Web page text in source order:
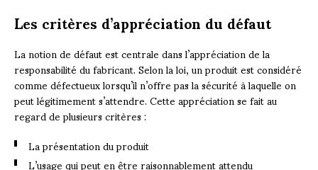
Les critères d’appréciation du défaut
La notion de défaut est centrale dans l’appréciation de la
responsabilité du fabricant. Selon la loi, un produit est considéré
comme défectueux lorsqu’il n’offre pas la sécurité à laquelle on
peut légitimement s’attendre. Cette appréciation se fait au
regard de plusieurs critères :
La présentation du produit